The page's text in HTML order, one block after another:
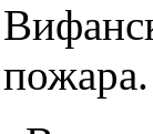
пожара.